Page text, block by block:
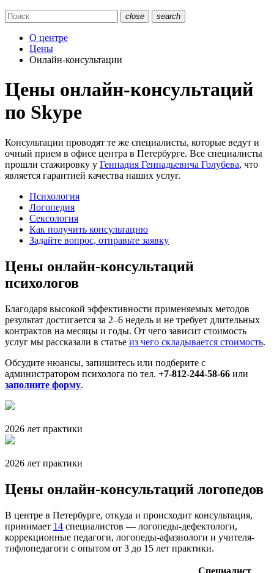
close search
О центре
Цены
Онлайн-консультации
Цены онлайн-консультаций
по Skype
Консультации проводят те же специалисты, которые ведут и
очный прием в офисе центра в Петербурге. Все специалисты
прошли стажировку у Геннадия Геннадьевича Голубева, что
является гарантией качества наших услуг.
Психология
Логопедия
Сексология
Как получить консультацию
Задайте вопрос, отправьте заявку
Цены онлайн-консультаций
психологов
Благодаря высокой эффективности применяемых методов
результат достигается за 2–6 недель и не требует длительных
контрактов на месяцы и годы. От чего зависит стоимость
услуг мы рассказали в статье из чего складывается стоимость.
Обсудите нюансы, запишитесь или подберите с
администратором психолога по тел. +7-812-244-58-66 или
заполните форму.
2026 лет практики
2026 лет практики
Цены онлайн-консультаций логопедов
В центре в Петербурге, откуда и происходит консультация,
принимает 14 специалистов — логопеды-дефектологи,
коррекционные педагоги, логопеды-афазиологи и учителя-
тифлопедагоги с опытом от 3 до 15 лет практики.
Специалист